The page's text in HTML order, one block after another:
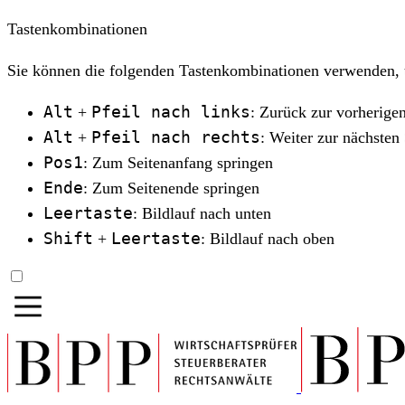
Tastenkombinationen
Sie können die folgenden Tastenkombinationen
Alt + Pfeil nach links: Zurück zur
Alt + Pfeil nach rechts: Weiter zur nächsten
Pos1: Zum Seitenanfang springen
Ende: Zum Seitenende springen
Leertaste: Bildlauf nach unten
Shift + Leertaste: Bildlauf nach oben